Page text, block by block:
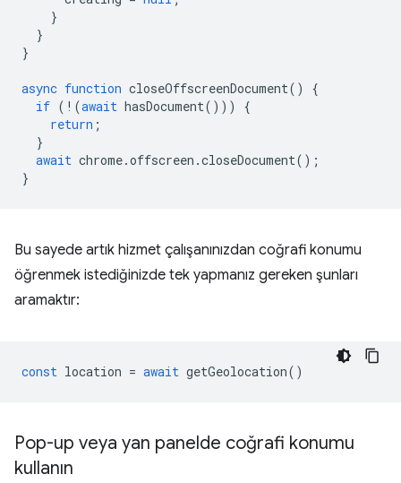
}
}
}
async function closeOffscreenDocument()
{
if ( ! (await hasDocument()))
{
return ;
}
await chrome.offscreen .closeDocument();
}
Bu sayede artık hizmet çalışanınızdan coğrafi konumu
öğrenmek istediğinizde tek yapmanız gereken şunları
aramaktır:
const location = await getGeolocation()
Pop-up veya yan panelde coğrafi konumu
kullanın